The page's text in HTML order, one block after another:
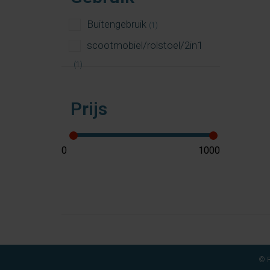
Buitengebruik (1)
scootmobiel/rolstoel/2in1
(1)
Prijs
©